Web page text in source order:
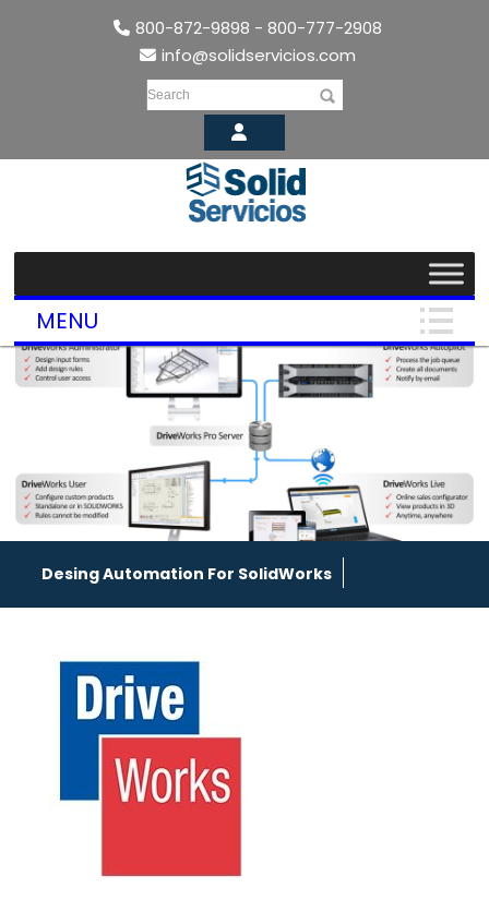
800-872-9898 - 800-777-2908
info@solidservicios.com
Search
MENU
Desing Automation For SolidWorks